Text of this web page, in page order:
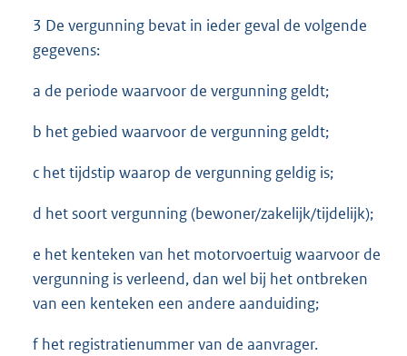
3 De vergunning bevat in ieder geval de volgende
gegevens:
a de periode waarvoor de vergunning geldt;
b het gebied waarvoor de vergunning geldt;
c het tijdstip waarop de vergunning geldig is;
d het soort vergunning (bewoner/zakelijk/tijdelijk);
e het kenteken van het motorvoertuig waarvoor de
vergunning is verleend, dan wel bij het ontbreken
van een kenteken een andere aanduiding;
f het registratienummer van de aanvrager.